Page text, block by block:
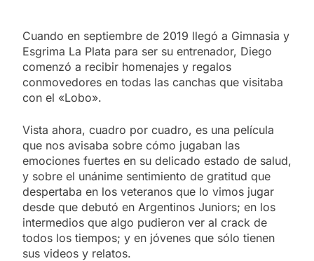
Cuando en septiembre de 2019 llegó a Gimnasia y
Esgrima La Plata para ser su entrenador, Diego
comenzó a recibir homenajes y regalos
conmovedores en todas las canchas que visitaba
con el «Lobo».
Vista ahora, cuadro por cuadro, es una película
que nos avisaba sobre cómo jugaban las
emociones fuertes en su delicado estado de salud,
y sobre el unánime sentimiento de gratitud que
despertaba en los veteranos que lo vimos jugar
desde que debutó en Argentinos Juniors; en los
intermedios que algo pudieron ver al crack de
todos los tiempos; y en jóvenes que sólo tienen
sus videos y relatos.